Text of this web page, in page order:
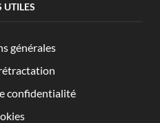
UTILES
générales
confidentialité